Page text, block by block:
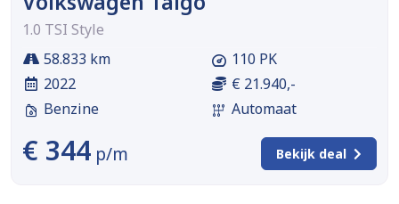
1.0 TSI Style
58.833 km
2022
Benzine
110 PK
€ 21.940,-
Automaat
€ 344 p/m Bekijk deal